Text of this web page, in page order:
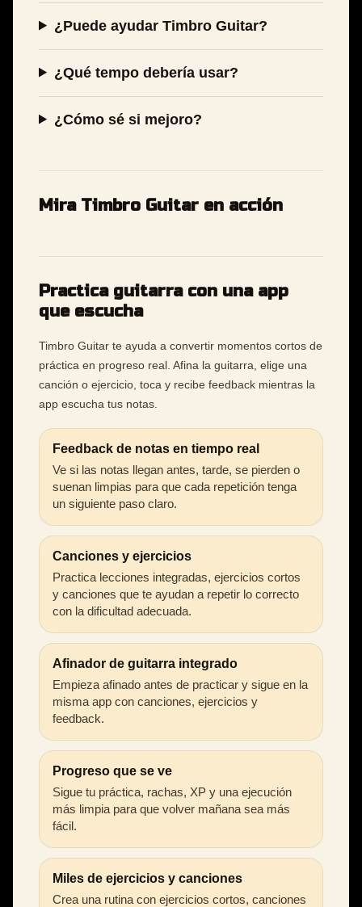
¿Puede ayudar Timbro Guitar?
¿Qué tempo debería usar?
¿Cómo sé si mejoro?
Mira Timbro Guitar en acción
Practica guitarra con una app
que escucha
Timbro Guitar te ayuda a convertir momentos cortos de
práctica en progreso real. Afina la guitarra, elige una
canción o ejercicio, toca y recibe feedback mientras la
app escucha tus notas.
Feedback de notas en tiempo real
Ve si las notas llegan antes, tarde, se pierden o
suenan limpias para que cada repetición tenga
un siguiente paso claro.
Canciones y ejercicios
Practica lecciones integradas, ejercicios cortos
y canciones que te ayudan a repetir lo correcto
con la dificultad adecuada.
Afinador de guitarra integrado
Empieza afinado antes de practicar y sigue en la
misma app con canciones, ejercicios y
feedback.
Progreso que se ve
Sigue tu práctica, rachas, XP y una ejecución
más limpia para que volver mañana sea más
fácil.
Miles de ejercicios y canciones
Crea una rutina con ejercicios cortos, canciones